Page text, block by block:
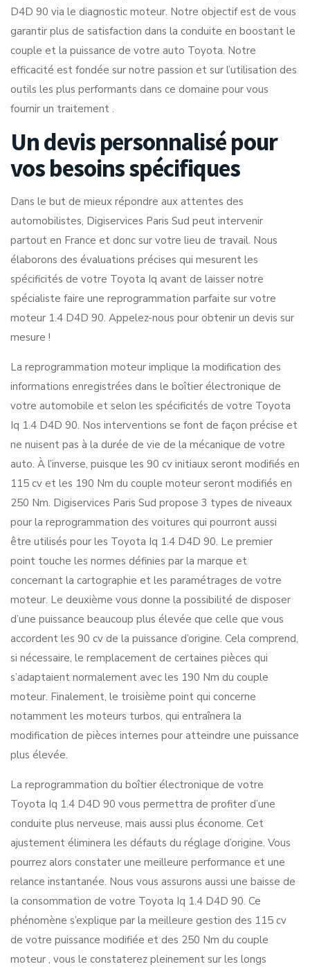
D4D 90 via le diagnostic moteur. Notre objectif est de vous
garantir plus de satisfaction dans la conduite en boostant le
couple et la puissance de votre auto Toyota. Notre
efficacité est fondée sur notre passion et sur l’utilisation des
outils les plus performants dans ce domaine pour vous
fournir un traitement .
Un devis personnalisé pour
vos besoins spécifiques
Dans le but de mieux répondre aux attentes des
automobilistes, Digiservices Paris Sud peut intervenir
partout en France et donc sur votre lieu de travail. Nous
élaborons des évaluations précises qui mesurent les
spécificités de votre Toyota Iq avant de laisser notre
spécialiste faire une reprogrammation parfaite sur votre
moteur 1.4 D4D 90. Appelez-nous pour obtenir un devis sur
mesure !
La reprogrammation moteur implique la modification des
informations enregistrées dans le boîtier électronique de
votre automobile et selon les spécificités de votre Toyota
Iq 1.4 D4D 90. Nos interventions se font de façon précise et
ne nuisent pas à la durée de vie de la mécanique de votre
auto. À l’inverse, puisque les 90 cv initiaux seront modifiés en
115 cv et les 190 Nm du couple moteur seront modifiés en
250 Nm. Digiservices Paris Sud propose 3 types de niveaux
pour la reprogrammation des voitures qui pourront aussi
être utilisés pour les Toyota Iq 1.4 D4D 90. Le premier
point touche les normes définies par la marque et
concernant la cartographie et les paramétrages de votre
moteur. Le deuxième vous donne la possibilité de disposer
d’une puissance beaucoup plus élevée que celle que vous
accordent les 90 cv de la puissance d’origine. Cela comprend,
si nécessaire, le remplacement de certaines pièces qui
s’adaptaient normalement avec les 190 Nm du couple
moteur. Finalement, le troisième point qui concerne
notamment les moteurs turbos, qui entraînera la
modification de pièces internes pour atteindre une puissance
plus élevée.
La reprogrammation du boîtier électronique de votre
Toyota Iq 1.4 D4D 90 vous permettra de profiter d’une
conduite plus nerveuse, mais aussi plus économe. Cet
ajustement éliminera les défauts du réglage d’origine. Vous
pourrez alors constater une meilleure performance et une
relance instantanée. Nous vous assurons aussi une baisse de
la consommation de votre Toyota Iq 1.4 D4D 90. Ce
phénomène s’explique par la meilleure gestion des 115 cv
de votre puissance modifiée et des 250 Nm du couple
moteur , vous le constaterez pleinement sur les longs